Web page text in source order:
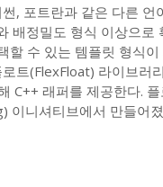
, 포트란과 같은 다른 언
배정밀도 형식 이상으로
수 있는 템플릿 형식
트(FlexFloat) 라이브러
C++ 래퍼를 제공한다.
니셔티브에서 만들어